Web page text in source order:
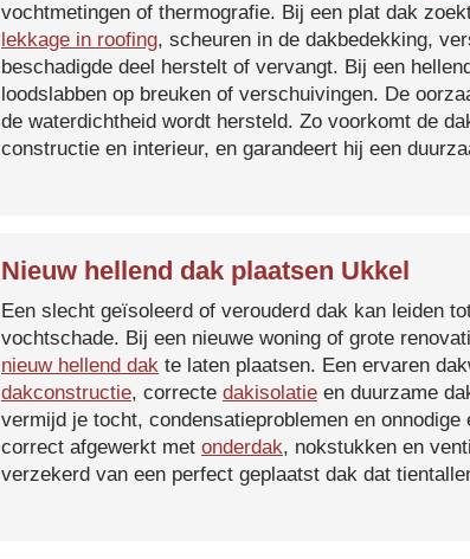
vochtmetingen of thermografie. Bij een plat dak
lekkage in roofing, scheuren in de dakbedekking,
beschadigde deel herstelt of vervangt. Bij een
loodslabben op breuken of verschuivingen. De
de waterdichtheid wordt hersteld. Zo voorkomt de
constructie en interieur, en garandeert hij een
Nieuw hellend dak plaatsen Ukkel
Een slecht geïsoleerd of verouderd dak kan leiden
vochtschade. Bij een nieuwe woning of grote
nieuw hellend dak te laten plaatsen. Een ervaren
dakconstructie, correcte dakisolatie en duurzame
vermijd je tocht, condensatieproblemen en
correct afgewerkt met onderdak, nokstukken en
verzekerd van een perfect geplaatst dak dat